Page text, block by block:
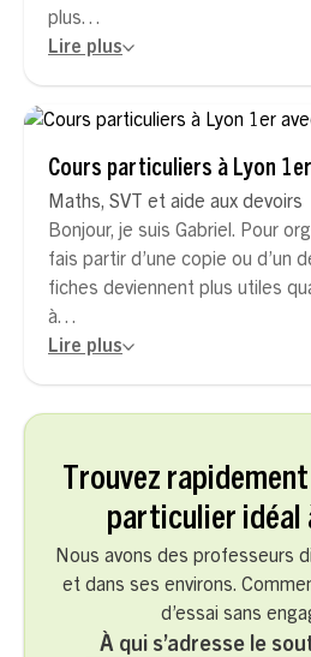
Trouvez
particulier idéal
Nous avons des professeurs
et dans ses environs.
d’essai sans
À qui s’adresse le
plus…
Lire plus
Cours particuliers à Lyon
Maths, SVT et aide aux devoirs
Bonjour, je suis Gabriel. Pour
fais partir d’une copie ou d’un
fiches deviennent plus utiles
à…
Lire plus